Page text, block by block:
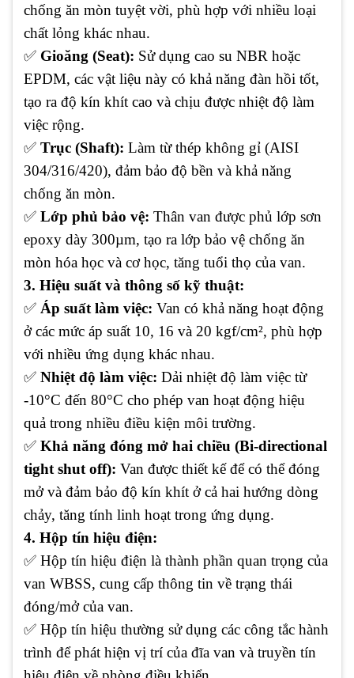
chống ăn mòn tuyệt vời, phù hợp với nhiều loại
chất lỏng khác nhau.
✅ Gioăng (Seat): Sử dụng cao su NBR hoặc
EPDM, các vật liệu này có khả năng đàn hồi tốt,
tạo ra độ kín khít cao và chịu được nhiệt độ làm
việc rộng.
✅ Trục (Shaft): Làm từ thép không gỉ (AISI
304/316/420), đảm bảo độ bền và khả năng
chống ăn mòn.
✅ Lớp phủ bảo vệ: Thân van được phủ lớp sơn
epoxy dày 300µm, tạo ra lớp bảo vệ chống ăn
mòn hóa học và cơ học, tăng tuổi thọ của van.
3. Hiệu suất và thông số kỹ thuật:
✅ Áp suất làm việc: Van có khả năng hoạt động
ở các mức áp suất 10, 16 và 20 kgf/cm², phù hợp
với nhiều ứng dụng khác nhau.
✅ Nhiệt độ làm việc: Dải nhiệt độ làm việc từ
-10°C đến 80°C cho phép van hoạt động hiệu
quả trong nhiều điều kiện môi trường.
✅ Khả năng đóng mở hai chiều (Bi-directional
tight shut off): Van được thiết kế để có thể đóng
mở và đảm bảo độ kín khít ở cả hai hướng dòng
chảy, tăng tính linh hoạt trong ứng dụng.
4. Hộp tín hiệu điện:
✅ Hộp tín hiệu điện là thành phần quan trọng của
van WBSS, cung cấp thông tin về trạng thái
đóng/mở của van.
✅ Hộp tín hiệu thường sử dụng các công tắc hành
trình để phát hiện vị trí của đĩa van và truyền tín